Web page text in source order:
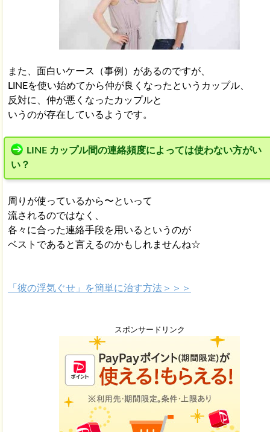
また、面白いケース（事例）があるのですが、
LINEを使い始めてから仲が良くなったというカップル、
反対に、仲が悪くなったカップルと
いうのが存在しているようです。
LINE カップル間の連絡頻度によっては使わない方がい
い？
周りが使っているから〜といって
流されるのではなく、
各々に合った連絡手段を用いるというのが
ベストであると言えるのかもしれませんね☆
「彼の浮気ぐせ」を簡単に治す方法＞＞＞
スポンサードリンク